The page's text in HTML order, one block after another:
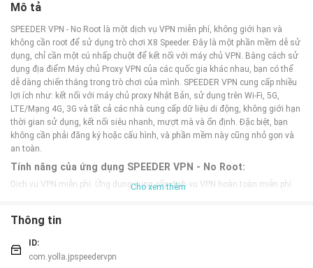
Mô tả
SPEEDER VPN - No Root là một dịch vụ VPN miễn phí, không giới hạn và
không cần root để sử dụng trò chơi X8 Speeder. Đây là một phần mềm dễ sử
dụng, chỉ cần một cú nhấp chuột để kết nối với máy chủ VPN. Bằng cách sử
dụng địa điểm Máy chủ Proxy VPN của các quốc gia khác nhau, bạn có thể
dễ dàng chiến thắng trong trò chơi của mình. SPEEDER VPN cung cấp nhiều
lợi ích như: kết nối với máy chủ proxy Nhật Bản, sử dụng trên Wi-Fi, 5G,
LTE/Mạng 4G, 3G và tất cả các nhà cung cấp dữ liệu di động, không giới hạn
thời gian sử dụng, kết nối siêu nhanh, mượt mà và ổn định. Đặc biệt, bạn
không cần phải đăng ký hoặc cấu hình, và phần mềm này cũng nhỏ gọn và
an toàn.
Tính năng của ứng dụng SPEEDER VPN - No Root:
Dịch vụ VPN miễn phí: Ứng dụng cung cấp dịch vụ VPN hoàn toàn miễn phí
không cần root thiết bị của mình.
Dễ sử dụng: Một cú nhấp chuột là đủ để kết nối với máy chủ VPN.
Sử dụng máy chủ Proxy VPN của các quốc gia khác: Người dùng có thể sử
dụng vị trí máy chủ proxy VPN của các quốc gia khác để dễ dàng giành chiến
Cho xem thêm
Thông tin
ID:
com.yolla.jpspeedervpn